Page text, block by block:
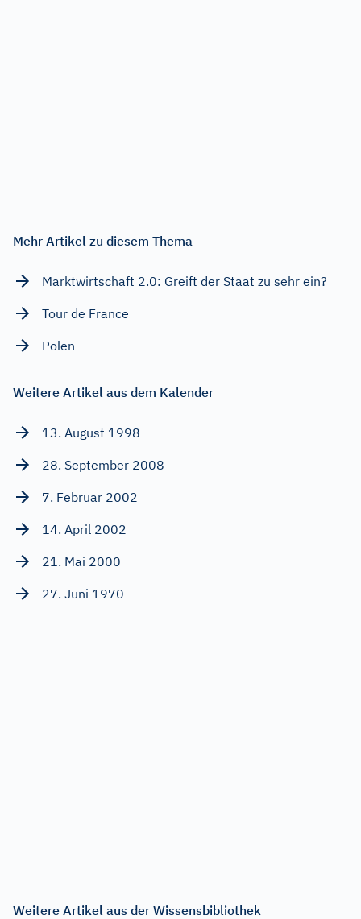
Mehr Artikel zu diesem Thema
Marktwirtschaft 2.0: Greift der Staat zu sehr ein?
Tour de France
Polen
Weitere Artikel aus dem Kalender
13. August 1998
28. September 2008
7. Februar 2002
14. April 2002
21. Mai 2000
27. Juni 1970
Weitere Artikel aus der Wissensbibliothek